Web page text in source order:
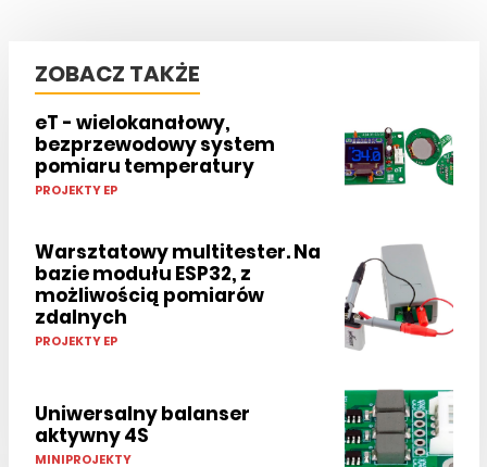
ZOBACZ TAKŻE
eT - wielokanałowy,
bezprzewodowy system
pomiaru temperatury
PROJEKTY EP
Warsztatowy multitester. Na
bazie modułu ESP32, z
możliwością pomiarów
zdalnych
PROJEKTY EP
Uniwersalny balanser
aktywny 4S
MINIPROJEKTY